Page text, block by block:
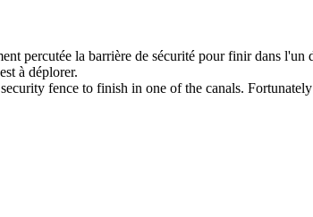
percutée la barrière de sécurité pour finir dans l'un
à déplorer.
fence to finish in one of the canals. Fortunately